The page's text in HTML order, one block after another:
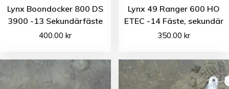
Lynx Boondocker 800 DS
3900 -13 Sekundärfäste
400.00kr
Lynx 49 Ranger 600 HO
ETEC -14 Fäste, sekundär
350.00 kr